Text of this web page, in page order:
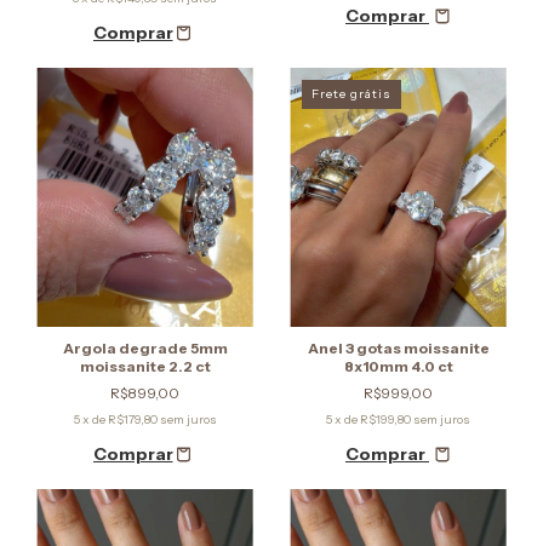
Comprar
Argola degrade 5mm
moissanite 2.2 ct
R$899,00
5x de R$179,80 sem juros
Frete grátis
Anel 3 gotas moissanite
8x10mm 4.0 ct
R$999,00
5x de R$199,80 sem juros
Comprar